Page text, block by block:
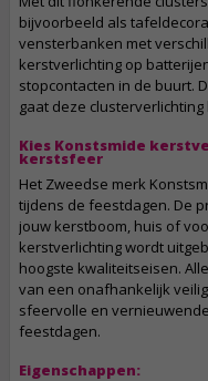
bijvoorbeeld als
vensterbanken met
kerstverlichting op
stopcontacten in de buurt.
gaat deze
Kies Konstsmide
kerstsfeer
Het Zweedse merk
tijdens de feestdagen. De
jouw kerstboom, huis of
kerstverlichting wordt
hoogste kwaliteitseisen.
van een onafhankelijk
sfeervolle en
feestdagen.
Eigenschappen: